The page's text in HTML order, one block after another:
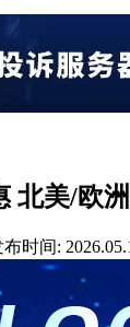
北美/欧
布时间: